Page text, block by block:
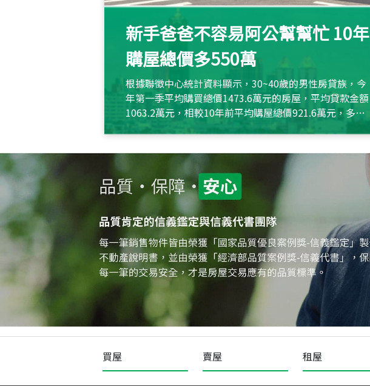
新手爸爸不容易阿公幫幫忙 10年
購屋總價多550萬
根據聯徵中心統計資料顯示，30~40歲的男性房貸族，今
年第一季平均購買總價1473.6萬元的房屋，平均貸款金額
1063.2萬元，相較10年前平均購屋總價921.6萬元，多出
約550萬元，且貸款金額也多
買屋 賣屋 租屋